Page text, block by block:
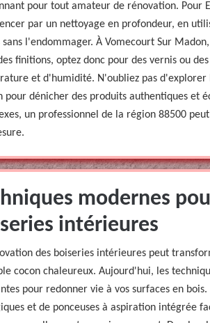
pour tout amateur de rénovation. Pour
par un nettoyage en profondeur, en
sans l'endommager. À Vomecourt Sur
finitions, optez donc pour des vernis ou
et d'humidité. N'oubliez pas d'explorer
pour dénicher des produits authentiques et
un professionnel de la région 88500
modernes
intérieures
des boiseries intérieures peut
cocon chaleureux. Aujourd'hui, les
pour redonner vie à vos surfaces en
et de ponceuses à aspiration intégrée